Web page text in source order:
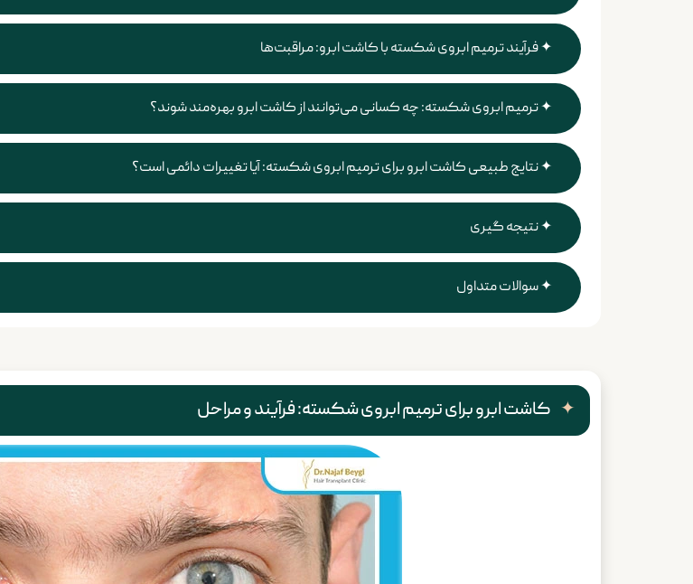
فرآیند ترمیم ابروی شکسته با کاشت ابرو: مراقبت‌ها
ترمیم ابروی شکسته: چه کسانی می‌توانند از کاشت ابرو بهره‌مند شوند؟
نتایج طبیعی کاشت ابرو برای ترمیم ابروی شکسته: آیا تغییرات دائمی است؟
نتیجه گیری
سوالات متداول
کاشت ابرو برای ترمیم ابروی شکسته: فرآیند و مراحل